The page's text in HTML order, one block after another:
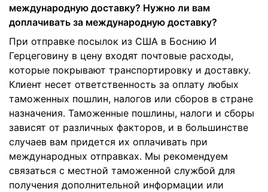
международную доставку? Нужно ли вам
доплачивать за международную доставку?
При отправке посылок из США в Боснию И
Герцеговину в цену входят почтовые расходы,
которые покрывают транспортировку и доставку.
Клиент несет ответственность за оплату любых
таможенных пошлин, налогов или сборов в стране
назначения. Таможенные пошлины, налоги и сборы
зависят от различных факторов, и в большинстве
случаев вам придется их оплачивать при
международных отправках. Мы рекомендуем
связаться с местной таможенной службой для
получения дополнительной информации или